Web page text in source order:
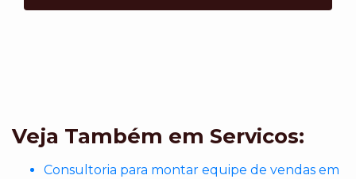
Veja Também em Servicos:
Consultoria para montar equipe de vendas em